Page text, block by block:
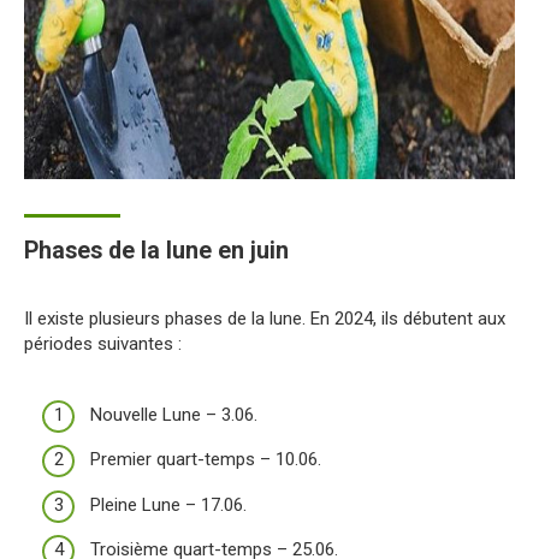
Phases de la lune en juin
Il existe plusieurs phases de la lune. En 2024, ils débutent aux
périodes suivantes :
Nouvelle Lune – 3.06.
Premier quart-temps – 10.06.
Pleine Lune – 17.06.
Troisième quart-temps – 25.06.